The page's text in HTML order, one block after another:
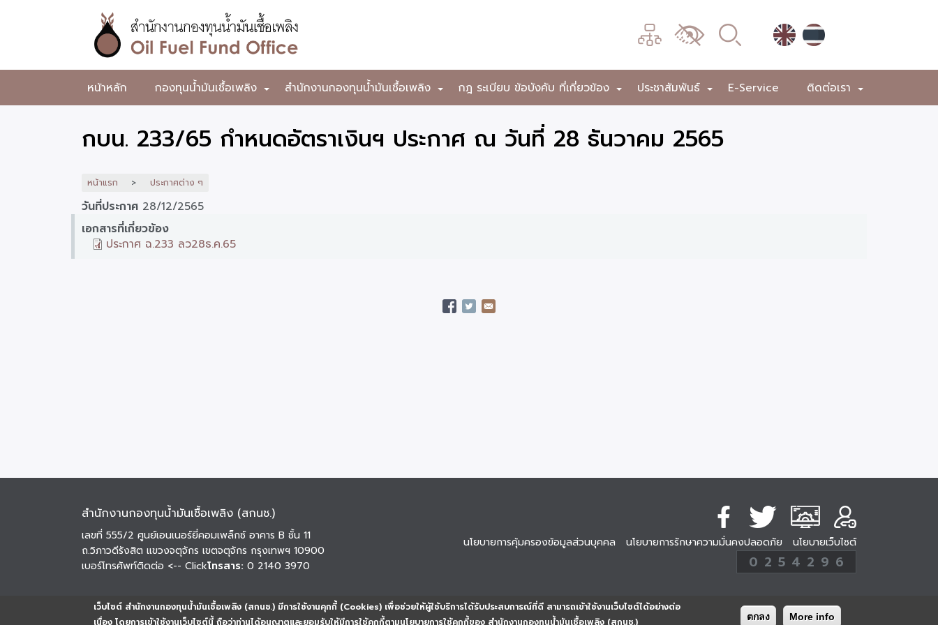
เว็บไซต์ สำนักงานกองทุนน้ำมันเชื้อเพลิง (สกนช.) มีการใช้งานคุกกี้ (Cookies) เพื่อช่วยให้ผู้ใช้บริการได้รับประสบการณ์ที่ดี สามารถเข้าใช้งานเว็บไซต์ได้อย่างต่อ
เนื่อง โดยการเข้าใช้งานเว็บไซต์นี้ ถือว่าท่านได้อนุญาตและยอมรับให้มีการใช้คุกกี้ตามนโยบายการใช้คุกกี้ของ สำนักงานกองทุนน้ำมันเชื้อเพลิง (สกนช.)
ตกลง More info
หลัก
สำนักงาน
กองทุน
น้ำมัน
เพลิง
เมนู
เปลี่ยน
ผล
หน้าหลัก +
กองทุนน้ำมันเชื้อเพลิง +
สำนักงานกองทุนน้ำมันเชื้อเพลิง +
กฎ ระเบียบ ข้อบังคับ ที่เกี่ยวข้อง +
ประชาสัมพันธ์ E-Service +
ติดต่อเรา
กบน. 233/65 กำหนดอัตราเงินฯ ประกาศ ณ วันที่ 28 ธันวาคม 2565
หน้าแรก ประกาศต่าง ๆ
วันที่ประกาศ 28/12/2565
เอกสารที่เกี่ยวข้อง
ประกาศ ฉ.233 ลว28ธ.ค.65
สำนักงานกองทุนน้ำมันเชื้อเพลิง (สกนช.)
เลขที่ 555/2 ศูนย์เอนเนอร์ยี่คอมเพล็กซ์ อาคาร B ชั้น 11
ถ.วิภาวดีรังสิต แขวงจตุจักร เขตจตุจักร กรุงเทพฯ 10900
เบอร์โทรศัพท์ติดต่อ <-- Clickโทรสาร: 0 2140 3970
นโยบายการคุ้มครองข้อมูลส่วนบุคคล นโยบายการรักษาความมั่นคงปลอดภัย นโยบายเว็บไซต์
254296
ครั้ง
0 2 5 4 2 9 6